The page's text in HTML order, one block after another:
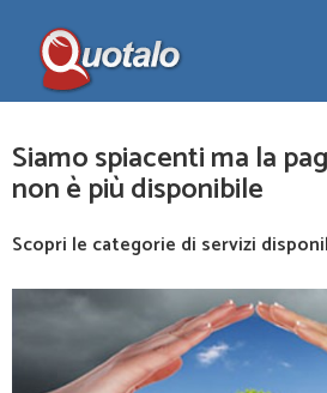
Siamo spiacenti ma la
non è più disponibile
Scopri le categorie di servizi